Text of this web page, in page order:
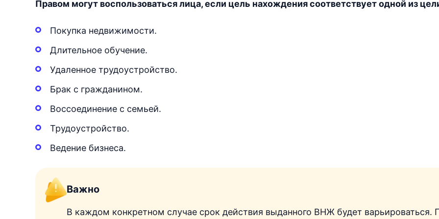
Правом могут воспользоваться лица, если цель нахождения соответствует одной из
Покупка недвижимости.
Длительное обучение.
Удаленное трудоустройство.
Брак с гражданином.
Воссоединение с семьей.
Трудоустройство.
Ведение бизнеса.
Важно
В каждом конкретном случае срок действия выданного ВНЖ будет варьироваться.